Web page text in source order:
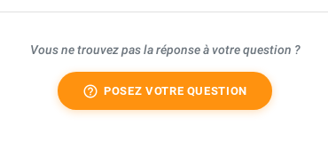
Vous ne trouvez pas la réponse à votre question ?
help_outline POSEZ VOTRE QUESTION